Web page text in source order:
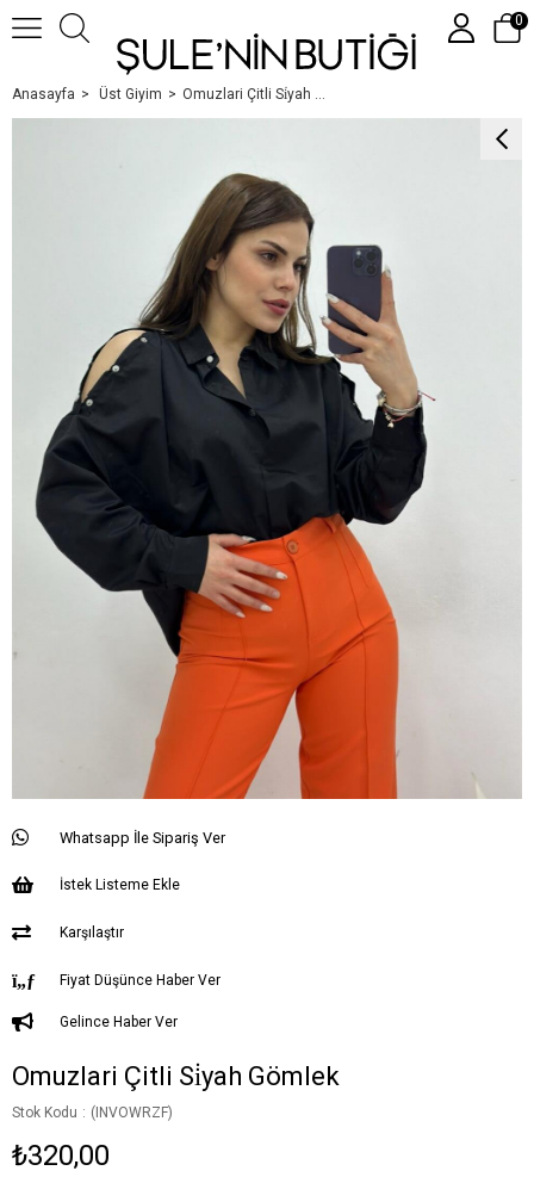
Üye Girişi Üye Ol Google İle Bağlan
0
Anasayfa Üst Giyim Omuzlari Çitli Si̇yah Gömlek
Whatsapp İle Sipariş Ver
İstek Listeme Ekle
Karşılaştır
Fiyat Düşünce Haber Ver
Gelince Haber Ver
Omuzlari Çitli Si̇yah Gömlek
Stok Kodu (INVOWRZF)
₺320,00